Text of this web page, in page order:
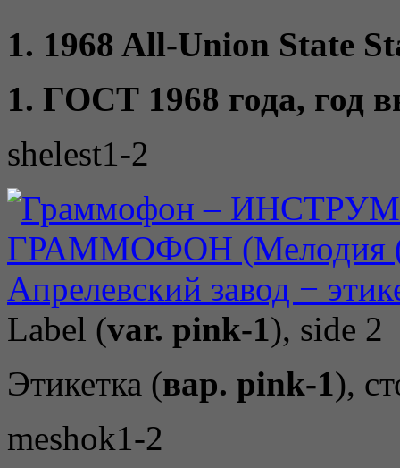
1. 1968 All-Union State
1. ГОСТ 1968 года, год
shelest1-2
Label (var. pink-1), side 2
Этикетка (вар. pink-1),
meshok1-2